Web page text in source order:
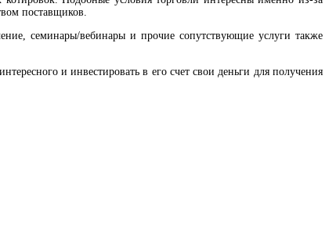
поставщиков.
семинары/вебинары и прочие сопутствующие услуги также
и инвестировать в его счет свои деньги для получения